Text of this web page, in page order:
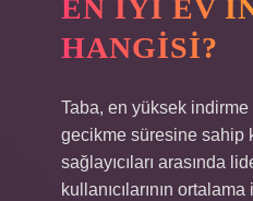
EN IYI EV
HANGISI?
Taba, en yüksek indirme
gecikme süresine sahip
sağlayıcıları arasında
kullanıcılarının